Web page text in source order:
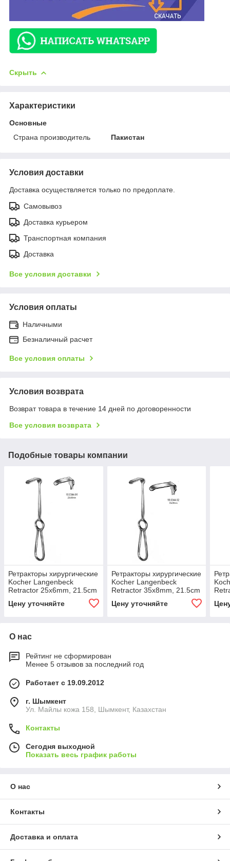
Скрыть
Характеристики
Основные
Страна производитель
Пакистан
Условия доставки
Доставка осуществляется только по предоплате.
Самовывоз
Доставка курьером
Транспортная компания
Доставка
Все условия доставки
Условия оплаты
Наличными
Безналичный расчет
Все условия оплаты
Условия возврата
Возврат товара в течение 14 дней по договоренности
Все условия возврата
Подобные товары компании
Ретракторы хирургические
Kocher Langenbeck
Retractor 25x6mm, 21.5cm
Цену уточняйте
Ретракторы хирургические
Kocher Langenbeck
Retractor 35x8mm, 21.5cm
Цену уточняйте
О нас
Рейтинг не сформирован
Менее 5 отзывов за последний год
Работает с 19.09.2012
г. Шымкент
Ул. Майлы кожа 158, Шымкент, Казахстан
Контакты
Сегодня выходной
Показать весь график работы
О нас
Контакты
Доставка и оплата